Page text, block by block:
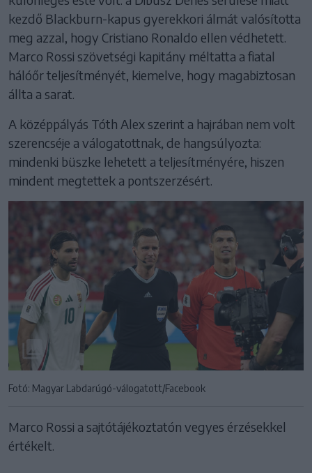
kezdő Blackburn-kapus gyerekkori álmát valósította
meg azzal, hogy Cristiano Ronaldo ellen védhetett.
Marco Rossi szövetségi kapitány méltatta a fiatal
hálóőr teljesítményét, kiemelve, hogy magabiztosan
állta a sarat.
A középpályás Tóth Alex szerint a hajrában nem volt
szerencséje a válogatottnak, de hangsúlyozta:
mindenki büszke lehetett a teljesítményére, hiszen
mindent megtettek a pontszerzésért.
Fotó: Magyar Labdarúgó-válogatott/Facebook
Marco Rossi a sajtótájékoztatón vegyes érzésekkel
értékelt.